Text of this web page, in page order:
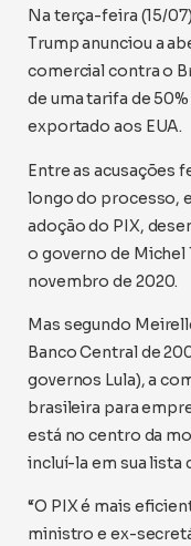
Na terça-feira (15/
Trump anunciou a
comercial contra o
de uma tarifa de
exportado aos EUA.
Entre as acusações
longo do processo,
adoção do PIX,
o governo de Michel
novembro de 2020.
Mas segundo
Banco Central de
governos Lula), a
brasileira para
está no centro da
incluí-la em sua lista
“O PIX é mais
ministro e ex-